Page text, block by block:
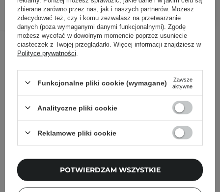
DODAJ DO KOSZYKA
Inni klienci sprawdzali również
zbierane zarówno przez nas, jak i naszych partnerów. Możesz
zdecydować też, czy i komu zezwalasz na przetwarzanie
danych (poza wymaganymi danymi funkcjonalnymi). Zgodę
możesz wycofać w dowolnym momencie poprzez usunięcie
ciasteczek z Twojej przeglądarki. Więcej informacji znajdziesz w
Polityce prywatności
Funkcjonalne pliki cookie (wymagane)
Zawsze
aktywne
Analityczne pliki cookie
Reklamowe pliki cookie
POTWIERDZAM WSZYSTKIE